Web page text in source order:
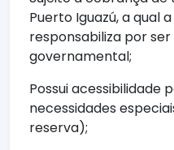
Puerto Iguazú, a qual
responsabiliza por
governamental;
Possui acessibilidade
necessidades
reserva);